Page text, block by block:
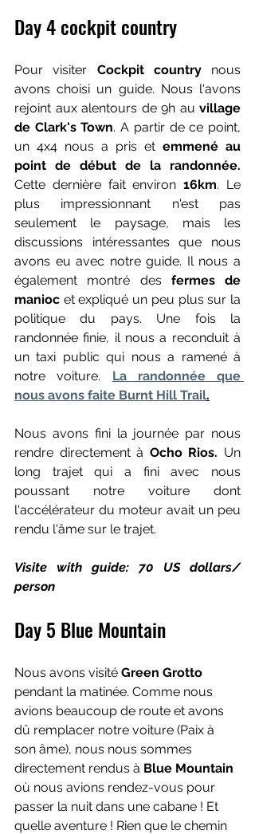
Day 4 cockpit country
Pour visiter Cockpit country nous
avons choisi un guide. Nous l'avons
rejoint aux alentours de 9h au village
de Clark's Town. A partir de ce point,
un 4x4 nous a pris et emmené au
point de début de la randonnée.
Cette dernière fait environ 16km. Le
plus impressionnant n'est pas
seulement le paysage, mais les
discussions intéressantes que nous
avons eu avec notre guide. Il nous a
également montré des fermes de
manioc et expliqué un peu plus sur la
politique du pays. Une fois la
randonnée finie, il nous a reconduit à
un taxi public qui nous a ramené à
notre voiture. La randonnée que
nous avons faite Burnt Hill Trail.
Nous avons fini la journée par nous
rendre directement à Ocho Rios. Un
long trajet qui a fini avec nous
poussant notre voiture dont
l'accélérateur du moteur avait un peu
rendu l'âme sur le trajet.
Visite with guide: 70 US dollars/
person
Day 5 Blue Mountain
Nous avons visité Green Grotto
pendant la matinée. Comme nous
avions beaucoup de route et avons
dû remplacer notre voiture (Paix à
son âme), nous nous sommes
directement rendus à Blue Mountain
où nous avions rendez-vous pour
passer la nuit dans une cabane ! Et
quelle aventure ! Rien que le chemin